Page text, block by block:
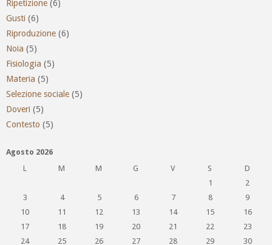
Ripetizione (6)
Gusti (6)
Riproduzione (6)
Noia (5)
Fisiologia (5)
Materia (5)
Selezione sociale (5)
Doveri (5)
Contesto (5)
Agosto 2026
L
M M G V S
D
1
2
3
4 5 6 7 8
9
10
11 12 13 14 15
16
17
18 19 20 21 22
23
24
25 26 27 28 29 30